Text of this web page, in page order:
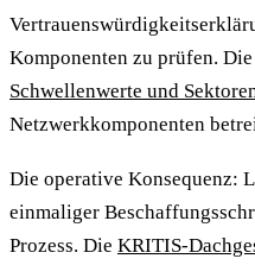
Komponenten zu prüfen. Die
Schwellenwerte und
Netzwerkkomponenten
Die operative Konsequenz:
einmaliger
Prozess. Die KRITIS-